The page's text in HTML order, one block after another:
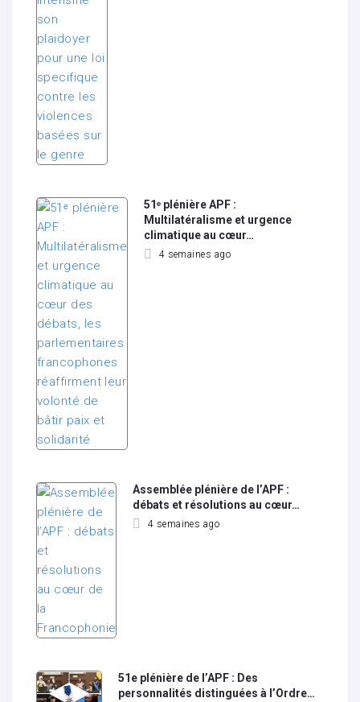
51ᵉ plénière APF :
Multilatéralisme et urgence
climatique au cœur…
4 semaines ago
Assemblée plénière de l’APF :
débats et résolutions au cœur…
4 semaines ago
51e plénière de l’APF : Des
personnalités distinguées à l’Ordre…